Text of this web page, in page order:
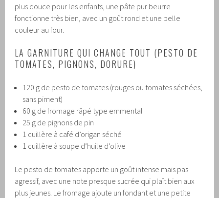
plus douce pour les enfants, une pâte pur beurre
fonctionne très bien, avec un goût rond et une belle
couleur au four.
LA GARNITURE QUI CHANGE TOUT (PESTO DE
TOMATES, PIGNONS, DORURE)
120 g de pesto de tomates (rouges ou tomates séchées,
sans piment)
60 g de fromage râpé type emmental
25 g de pignons de pin
1 cuillère à café d’origan séché
1 cuillère à soupe d’huile d’olive
Le pesto de tomates apporte un goût intense mais pas
agressif, avec une note presque sucrée qui plaît bien aux
plus jeunes. Le fromage ajoute un fondant et une petite